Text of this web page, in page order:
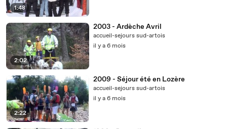
1:48
2:02
2003 - Ardèche Avril
accueil-sejours sud-artois
il y a 6 mois
2:22
2009 - Séjour été en Lozère
accueil-sejours sud-artois
il y a 6 mois